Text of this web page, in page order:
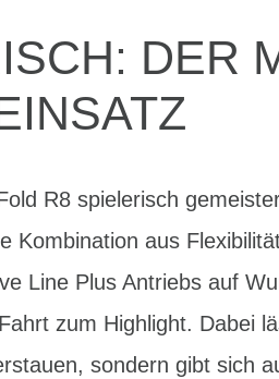
DER
R8 spielerisch
Kombination aus
Line Plus Antriebs auf
zum Highlight. Dabei
sondern gibt sich